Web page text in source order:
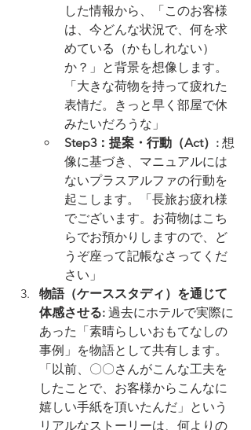
した情報から、「このお客様
は、今どんな状況で、何を求
めている（かもしれない）
か？」と背景を想像します。
「大きな荷物を持って疲れた
表情だ。きっと早く部屋で休
みたいだろうな」
Step3：提案・行動（Act）: 想
像に基づき、マニュアルには
ないプラスアルファの行動を
起こします。「長旅お疲れ様
でございます。お荷物はこち
らでお預かりしますので、ど
うぞ座って記帳なさってくだ
さい」
物語（ケーススタディ）を通じて
体感させる: 過去にホテルで実際に
あった「素晴らしいおもてなしの
事例」を物語として共有します。
「以前、〇〇さんがこんな工夫を
したことで、お客様からこんなに
嬉しい手紙を頂いたんだ」という
リアルなストーリーは、何よりの